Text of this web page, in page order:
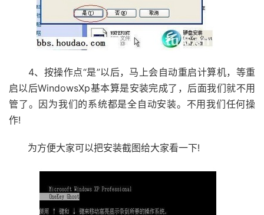
4、按操作点“是”以后，马上会自动重启计算机，等重
启以后WindowsXp基本算是安装完成了，后面我们就不用
管了。因为我们的系统都是全自动安装。不用我们任何操
作!
为方便大家可以把安装截图给大家看一下!